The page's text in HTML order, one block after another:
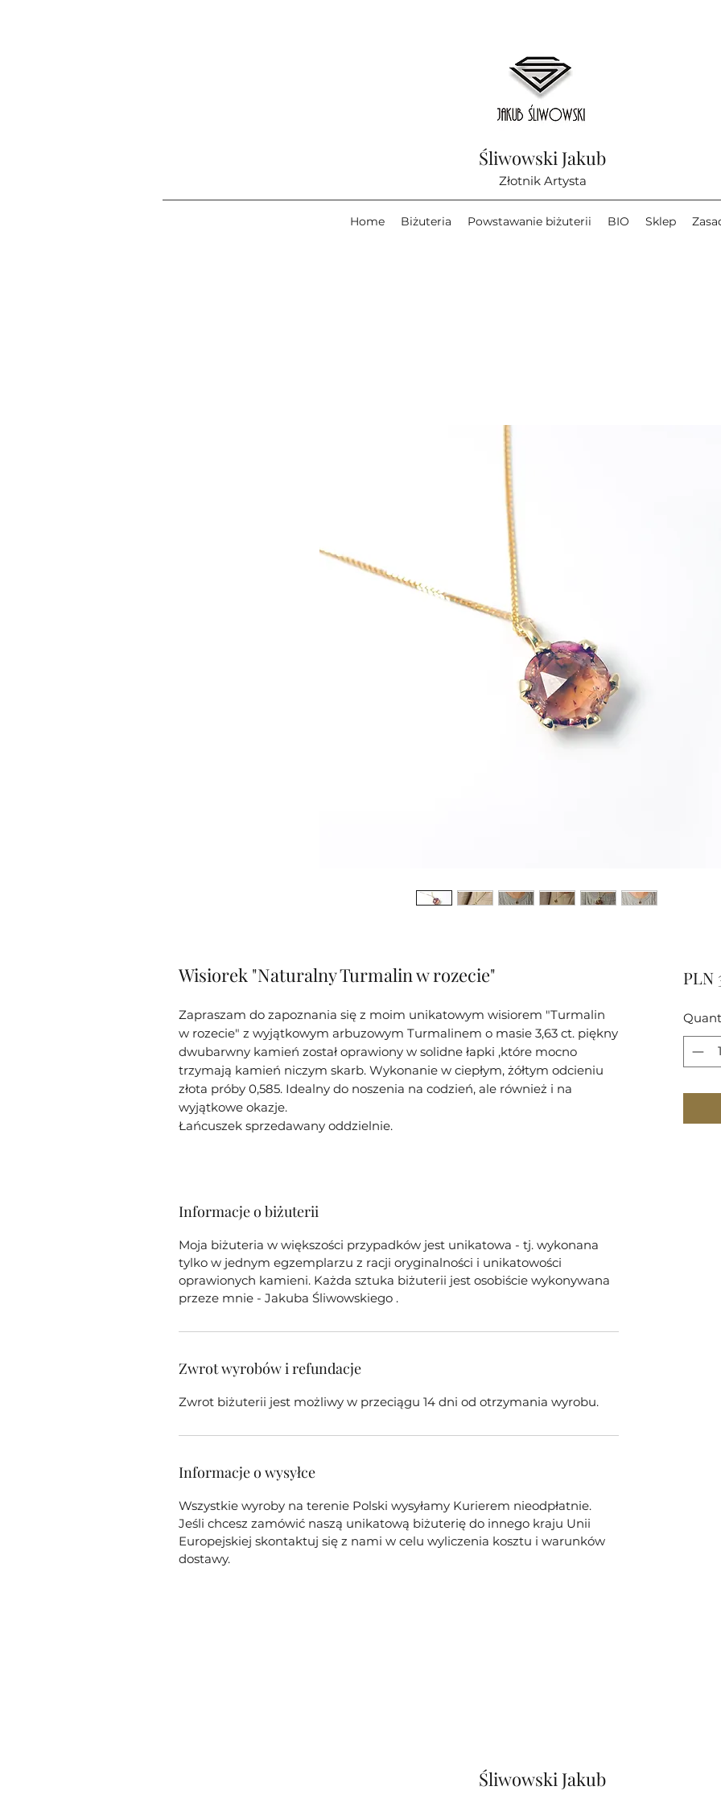
Śliwowski Jakub
Złotnik Artysta
Home Biżuteria Powstawanie biżuterii BIO Sklep
Wisiorek "Naturalny Turmalin w rozecie"
Zapraszam do zapoznania się z moim unikatowym wisiorem "Turmalin
w rozecie" z wyjątkowym arbuzowym Turmalinem o masie 3,63 ct. piękny
dwubarwny kamień został oprawiony w solidne łapki ,które mocno
trzymają kamień niczym skarb. Wykonanie w ciepłym, żółtym odcieniu
złota próby 0,585. Idealny do noszenia na codzień, ale również i na
wyjątkowe okazje.
Łańcuszek sprzedawany oddzielnie.
Informacje o biżuterii
Moja biżuteria w większości przypadków jest unikatowa - tj. wykonana
tylko w jednym egzemplarzu z racji oryginalności i unikatowości
oprawionych kamieni. Każda sztuka biżuterii jest osobiście wykonywana
przeze mnie - Jakuba Śliwowskiego .
Zwrot wyrobów i refundacje
Zwrot biżuterii jest możliwy w przeciągu 14 dni od otrzymania wyrobu.
Informacje o wysyłce
Wszystkie wyroby na terenie Polski wysyłamy Kurierem nieodpłatnie.
Jeśli chcesz zamówić naszą unikatową biżuterię do innego kraju Unii
Europejskiej skontaktuj się z nami w celu wyliczenia kosztu i warunków
dostawy.
PLN
Śliwowski Jakub